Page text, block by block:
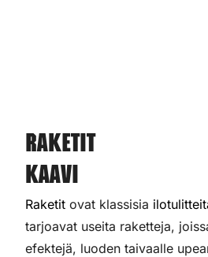
Raketit
Kaavi
Raketit ovat klassisia
tarjoavat useita raketteja,
efektejä, luoden taivaalle